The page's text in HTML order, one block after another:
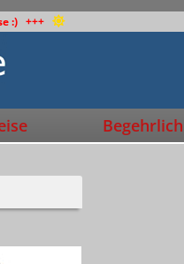
:) +++